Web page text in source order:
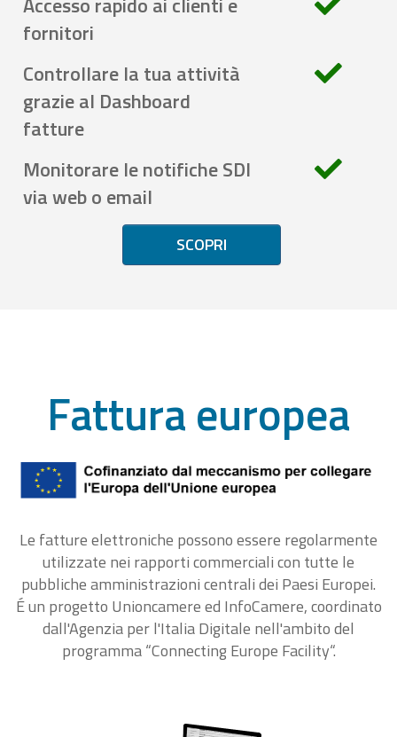
fornitori
Controllare la tua attività
grazie al Dashboard
fatture
Monitorare le notifiche SDI
via web o email
SCOPRI
Fattura europea
Le fatture elettroniche possono essere regolarmente
utilizzate nei rapporti commerciali con tutte le
pubbliche amministrazioni centrali dei Paesi Europei.
É un progetto Unioncamere ed InfoCamere, coordinato
dall'Agenzia per l'Italia Digitale nell'ambito del
programma “Connecting Europe Facility“.